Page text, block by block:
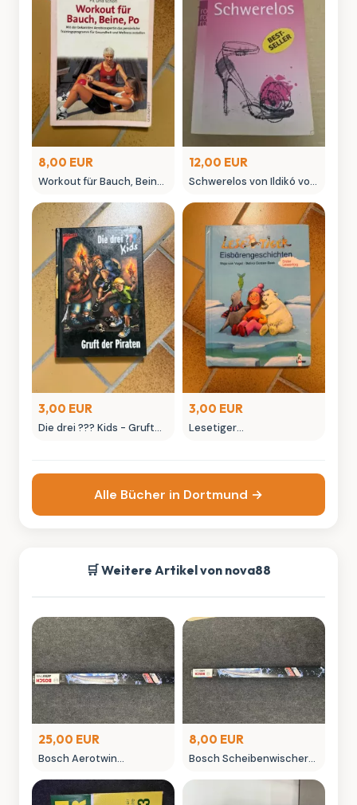
8,00 EUR
Workout für Bauch, Beine,
Wade
12,00 EUR
Schwerelos von Ildikó von
3,00 EUR
Die drei ??? Kids - Gruft
3,00 EUR
Lesetiger
Alle Bücher in Dortmund →
🛒 Weitere Artikel von nova88
25,00 EUR
Bosch Aerotwin
neuwertig in OVP
8,00 EUR
Bosch Scheibenwischer
gebraucht